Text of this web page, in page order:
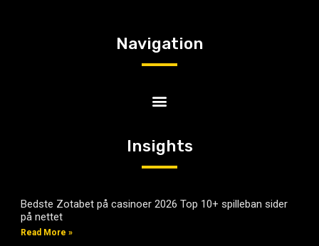
Navigation
Insights
Bedste Zotabet på casinoer 2026 Top 10+ spilleban sider
på nettet
Read More »